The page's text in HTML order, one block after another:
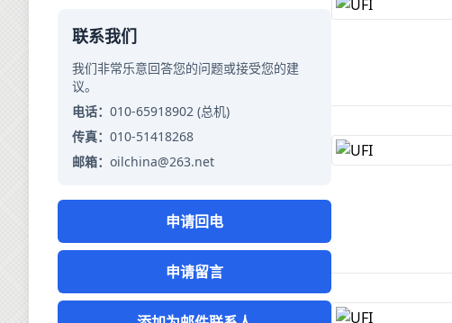
联系我们
我们非常乐意回答您的问题或接受您的建
议。
电话： 010-65918902 (总机)
传真： 010-51418268
邮箱： oilchina@263.net
申请回电
申请留言